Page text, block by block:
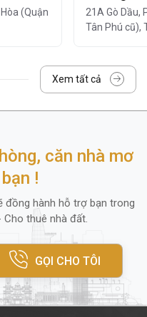
định kỳ
vàtrung tâm
lợi tối đa cho nhân
dịch.
giá thuê
nhiều lựa chọn
phù hợp với mọi
và nhỏ,startup
(Quận
21A Gò Dầu,
Tân Phú cũ),
Xem tất cả
căn nhà mơ
!
đồng hành hỗ trợ bạn trong
thuê nhà đất.
GỌI CHO TÔI